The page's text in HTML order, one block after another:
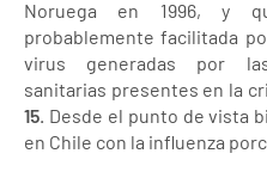
Noruega en 1996, y
probablemente facilitada
virus generadas por
sanitarias presentes en la
15. Desde el punto de vista
en Chile con la influenza